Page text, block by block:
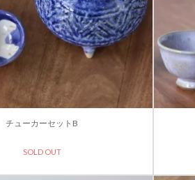
チューカーセットB
SOLD OUT